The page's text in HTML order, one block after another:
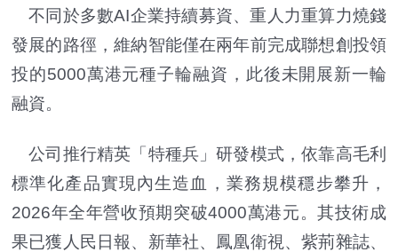
不同於多數AI企業持續募資、重人力重算力燒錢
發展的路徑，維納智能僅在兩年前完成聯想創投領
投的5000萬港元種子輪融資，此後未開展新一輪
融資。
公司推行精英「特種兵」研發模式，依靠高毛利
標準化產品實現內生造血，業務規模穩步攀升，
2026年全年營收預期突破4000萬港元。其技術成
果已獲人民日報、新華社、鳳凰衛視、紫荊雜誌、